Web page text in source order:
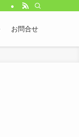
お問合せ